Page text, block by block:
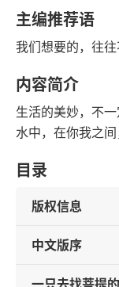
13千字
字数
主编推荐语
我们想要的，往往
内容简介
生活的美妙，不
水中，在你我之间
目录
版权信息
中文版序
一只去找菩提